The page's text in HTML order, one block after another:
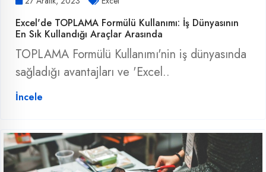
Excel'de TOPLAMA Formülü Kullanımı: İş Dünyasının
En Sık Kullandığı Araçlar Arasında
TOPLAMA Formülü Kullanımı'nin iş dünyasında
sağladığı avantajları ve 'Excel..
İncele